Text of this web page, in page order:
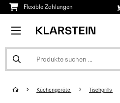
Flexible Zahlungen
Küchengeräte Tischgrills